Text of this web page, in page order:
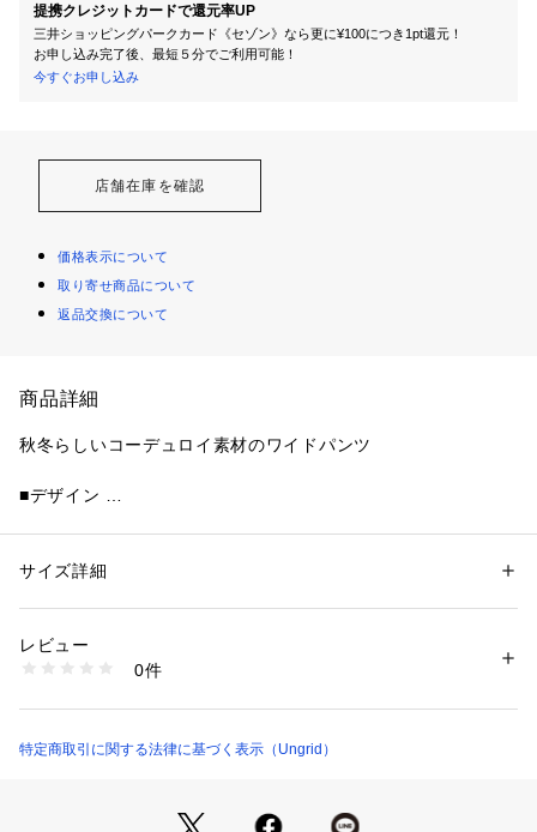
提携クレジットカードで還元率UP
三井ショッピングパークカード《セゾン》なら更に¥100につき1pt還元！
お申し込み完了後、最短５分でご利用可能！
今すぐお申し込み
店舗在庫を確認
価格表示について
取り寄せ商品について
返品交換について
商品詳細
秋冬らしいコーデュロイ素材のワイドパンツ
■デザイン
ットで
カジュアルスタイルにも幅広く使い回せる一本。
程よく張り感と厚みのある生地感です。
性別：レディース
素材：綿100％
商品番号：
112460751201 （ショップ）
サイズ詳細
レビュー
0件
特定商取引に関する法律に基づく表示（Ungrid）